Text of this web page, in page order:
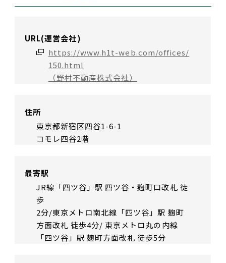
URL(運営会社)
https://www.h1t-web.com/offices/
150.html
（野村不動産株式会社）
住所
東京都新宿区四谷1-6-1
コモレ四谷2階
最寄駅
JR線「四ツ谷」駅 四ツ谷・麹町口改札 徒
歩
2分/東京メトロ南北線「四ツ谷」駅 麹町
方面改札 徒歩4分/ 東京メトロ丸の内線
「四ツ谷」駅 麹町方面改札 徒歩5分